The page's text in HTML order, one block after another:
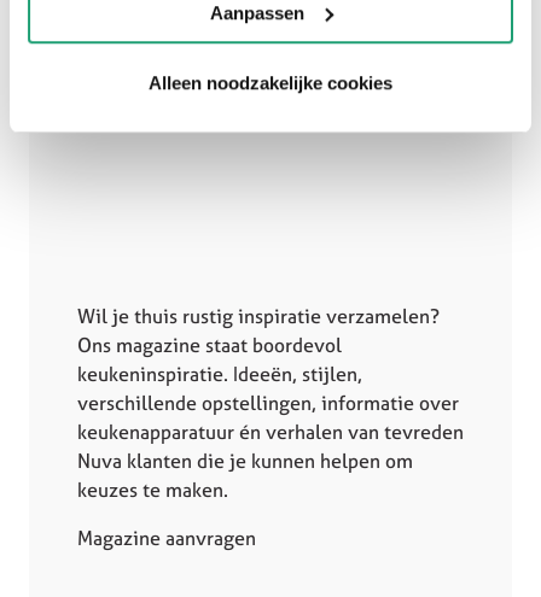
Aanpassen
Alleen noodzakelijke cookies
Wil je thuis rustig inspiratie verzamelen?
Ons magazine staat boordevol
keukeninspiratie. Ideeën, stijlen,
verschillende opstellingen, informatie over
keukenapparatuur én verhalen van tevreden
Nuva klanten die je kunnen helpen om
keuzes te maken.
Magazine aanvragen